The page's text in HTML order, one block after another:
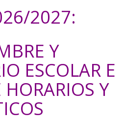
2027:
Y
ESCOLAR E
Y